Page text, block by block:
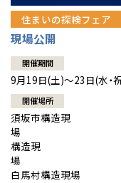
住まいの探検フェア
現場公開
開催期間
9月19日(土)～23日(水・
開催場所
須坂市構造現
場 上
構造現
白馬村構造